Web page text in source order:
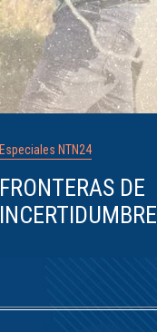
Especiales NTN24
FRONTERAS DE
INCERTIDUMBRE